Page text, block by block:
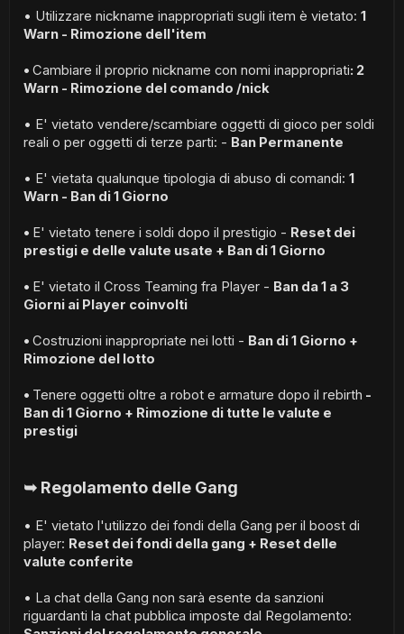
• Utilizzare nickname inappropriati sugli item è vietato: 1
Warn - Rimozione dell'item
• Cambiare il proprio nickname con nomi inappropriati: 2
Warn - Rimozione del comando /nick
• E' vietato vendere/scambiare oggetti di gioco per soldi
reali o per oggetti di terze parti: - Ban Permanente
• E' vietata qualunque tipologia di abuso di comandi: 1
Warn - Ban di 1 Giorno
• E' vietato tenere i soldi dopo il prestigio - Reset dei
prestigi e delle valute usate + Ban di 1 Giorno
• E' vietato il Cross Teaming fra Player - Ban da 1 a 3
Giorni ai Player coinvolti
• Costruzioni inappropriate nei lotti - Ban di 1 Giorno +
Rimozione del lotto
• Tenere oggetti oltre a robot e armature dopo il rebirth -
Ban di 1 Giorno + Rimozione di tutte le valute e
prestigi
➥ Regolamento delle Gang
• E' vietato l'utilizzo dei fondi della Gang per il boost di
player: Reset dei fondi della gang + Reset delle
valute conferite
• La chat della Gang non sarà esente da sanzioni
riguardanti la chat pubblica imposte dal Regolamento: